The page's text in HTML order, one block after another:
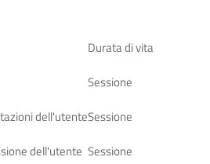
Durata di vita
Sessione
dell'utenteSessione
dell'utente Sessione